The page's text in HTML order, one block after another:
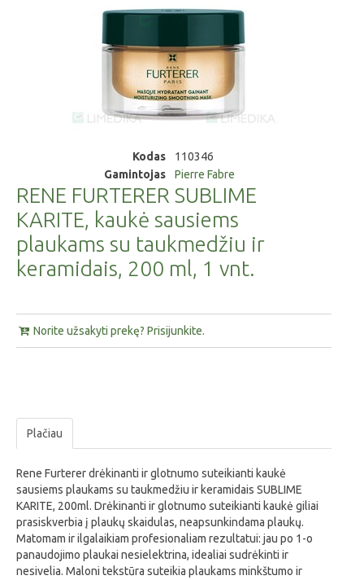
Kodas
110346
Gamintojas
Pierre Fabre
RENE FURTERER SUBLIME
KARITE, kaukė sausiems
plaukams su taukmedžiu ir
keramidais, 200 ml, 1 vnt.
Norite užsakyti prekę? Prisijunkite.
Plačiau
Rene Furterer drėkinanti ir glotnumo suteikianti kaukė
sausiems plaukams su taukmedžiu ir keramidais SUBLIME
KARITE, 200ml. Drėkinanti ir glotnumo suteikianti kaukė giliai
prasiskverbia į plaukų skaidulas, neapsunkindama plaukų.
Matomam ir ilgalaikiam profesionaliam rezultatui: jau po 1-o
panaudojimo plaukai nesielektrina, idealiai sudrėkinti ir
nesivelia. Maloni tekstūra suteikia plaukams minkštumo ir